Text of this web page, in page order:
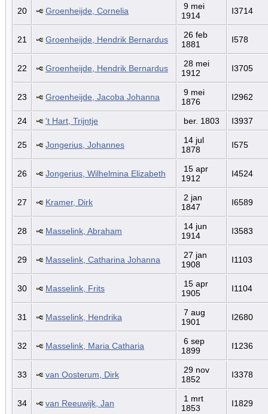
20 Groenheijde, Cornelia
9 mei
1914
I3714
21 Groenheijde, Hendrik Bernardus
26 feb
1881
I578
22 Groenheijde, Hendrik Bernardus
28 mei
1912
I3705
23 Groenheijde, Jacoba Johanna
9 mei
1876
I2962
24 't Hart, Trijntje ber. 1803 I3937
25 Jongerius, Johannes
14 jul
1878
I575
26 Jongerius, Wilhelmina Elizabeth
15 apr
1912
I4524
27 Kramer, Dirk
2 jan
1847
I6589
28 Masselink, Abraham
14 jun
1914
I3583
29 Masselink, Catharina Johanna
27 jan
1908
I1103
30 Masselink, Frits
15 apr
1905
I1104
31 Masselink, Hendrika
7 aug
1901
I2680
32 Masselink, Maria Catharia
6 sep
1899
I1236
33 van Oosterum, Dirk
29 nov
1852
I3378
34 van Reeuwijk, Jan
1 mrt
1853
I1829